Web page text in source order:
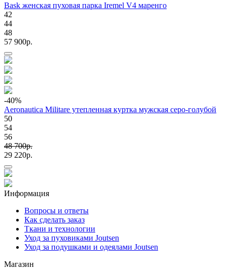
Bask женская пуховая парка Iremel V4 маренго
42
44
48
57 900p.
-40%
Aeronautica Militare утепленная куртка мужская серо-голубой
50
54
56
48 700p.
29 220p.
Информация
Вопросы и ответы
Как сделать заказ
Ткани и технологии
Уход за пуховиками Joutsen
Уход за подушками и одеялами Joutsen
Магазин